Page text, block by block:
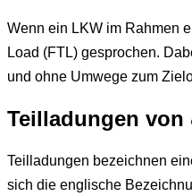
Wenn ein LKW im Rahmen
Load (FTL) gesprochen.
und ohne Umwege zum
Teilladungen von
Teilladungen bezeichnen
sich die englische